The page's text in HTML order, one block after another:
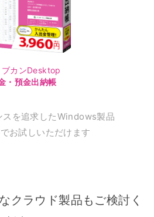
ブカンDesktop
・預金出納帳
スを追求したWindows製品
お試しいただけます
クラウド製品もご検討く